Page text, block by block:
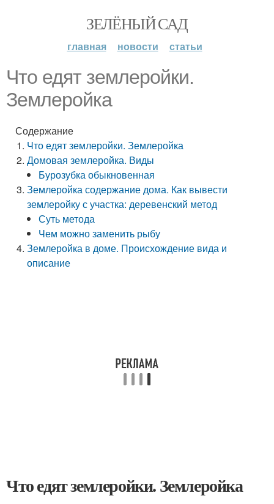
ЗЕЛЁНЫЙ САД
главная новости статьи
Что едят землеройки.
Землеройка
Содержание
Что едят землеройки. Землеройка
Домовая землеройка. Виды
Бурозубка обыкновенная
Землеройка содержание дома. Как вывести
землеройку с участка: деревенский метод
Суть метода
Чем можно заменить рыбу
Землеройка в доме. Происхождение вида и
описание
Что едят землеройки. Землеройка